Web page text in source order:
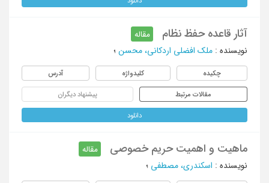
آثار قاعده حفظ نظام
مقاله
نویسنده : ملک افضلی اردکانی، محسن ؛
چکیده کلیدواژه آدرس
مقالات مرتبط پیشنهاد دیگران
دانلود
ماهیت و اهمیت حریم خصوصی
مقاله
نویسنده : اسکندری، مصطفی ؛